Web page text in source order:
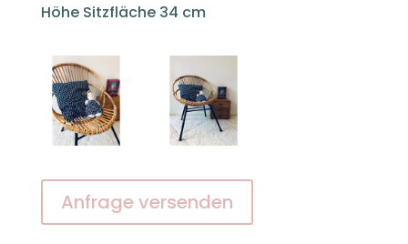
Höhe Sitzfläche 34 cm
Anfrage versenden